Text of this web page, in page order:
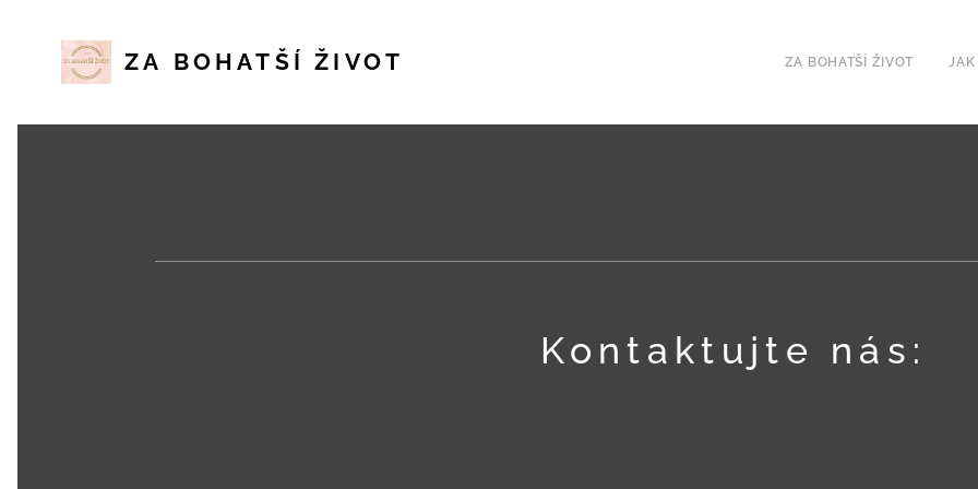
ZA BOHATŠÍ ŽIVOT ZA BOHATŠÍ ŽIVOT JAK
Kontaktujte nás: